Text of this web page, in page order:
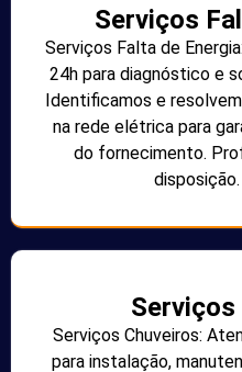
Serviços
Serviços Falta de
24h para diagnóstico e
Identificamos e
na rede elétrica para
do fornecimento.
Serviços
Serviços Chuveiros:
para instalação,